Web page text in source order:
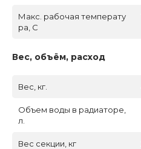
Макс. рабочая температу
ра, C
Вес, объём, расход
Вес, кг.
Объем воды в радиаторе,
л.
Вес секции, кг